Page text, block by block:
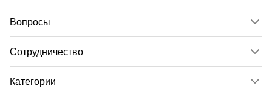
Вопросы
Сотрудничество
Категории